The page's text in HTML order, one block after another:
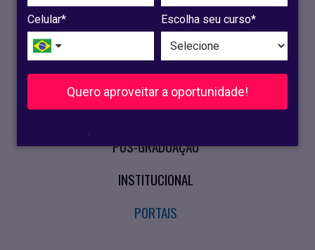
Celular* Escolha seu curso*
Quero aproveitar a oportunidade!
.
OLINDA
RECIFE
VESTIBULAR
CURSOS PRESENCIAIS
PÓS-GRADUAÇÃO
INSTITUCIONAL
PORTAIS